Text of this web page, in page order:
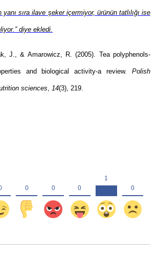
sıra ilave şeker içermiyor, ürünün tatlılığı ise
diye ekledi.
J., & Amarowicz, R. (2005). Tea polyphenols-
and biological activity-a review. Polish
sciences 14(3), 219.